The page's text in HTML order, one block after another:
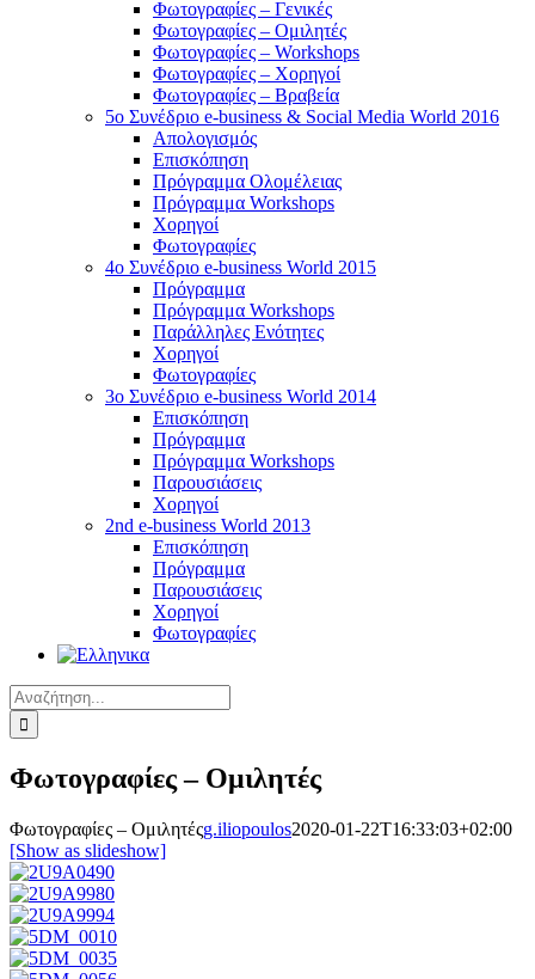
Φωτογραφίες – Γενικές
Φωτογραφίες – Ομιλητές
Φωτογραφίες – Workshops
Φωτογραφίες – Χορηγοί
Φωτογραφίες – Βραβεία
5o Συνέδριο e-business & Social Media World 2016
Απολογισμός
Επισκόπηση
Πρόγραμμα Ολομέλειας
Πρόγραμμα Workshops
Χορηγοί
Φωτογραφίες
4o Συνέδριο e-business World 2015
Πρόγραμμα
Πρόγραμμα Workshops
Παράλληλες Ενότητες
Χορηγοί
Φωτογραφίες
3ο Συνέδριο e-business World 2014
Επισκόπηση
Πρόγραμμα
Πρόγραμμα Workshops
Παρουσιάσεις
Χορηγοί
2nd e-business World 2013
Επισκόπηση
Πρόγραμμα
Παρουσιάσεις
Χορηγοί
Φωτογραφίες
Αναζήτηση
για:
Φωτογραφίες – Ομιλητές
Φωτογραφίες – Ομιλητέςg.iliopoulos2020-01-22T16:33:03+02:00
[Show as slideshow]